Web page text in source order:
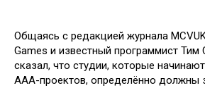
Общаясь с редакцией журнала
Games и известный программист Тим
сказал, что студии, которые
AAA-проектов, определённо должны